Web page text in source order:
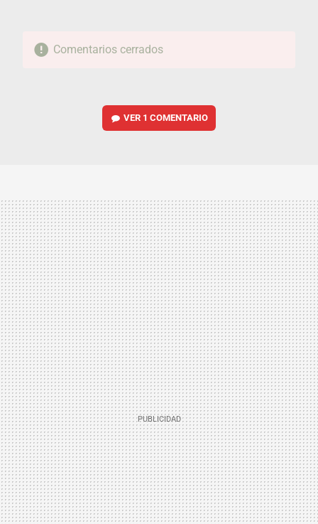
Comentarios cerrados
VER 1 COMENTARIO